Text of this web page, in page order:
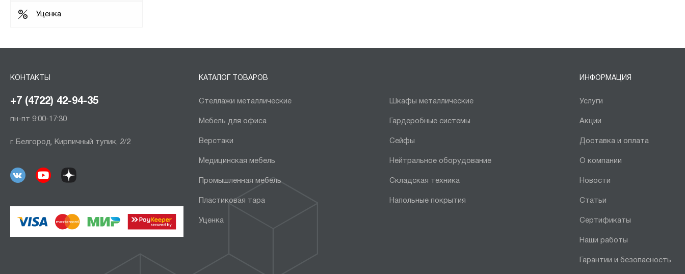
Уценка
КОНТАКТЫ
+7 (4722) 42-94-35
пн-пт 9:00-17:30
г. Белгород, Кирпичный тупик, 2/2
КАТАЛОГ ТОВАРОВ
Стеллажи металлические Шкафы металлические
Мебель для офиса Гардеробные системы
Верстаки Сейфы
Медицинская мебель Нейтральное оборудование
Промышленная мебель Складская техника
Пластиковая тара Напольные покрытия
Уценка
ИНФОРМАЦИЯ
Услуги
Акции
Доставка и оплата
О компании
Новости
Статьи
Сертификаты
Наши работы
Гарантии и безопасность